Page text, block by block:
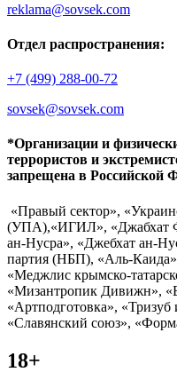
reklama@sovsek.com
Отдел распространения:
+7 (499) 288-00-72
sovsek@sovsek.com
*Организации и
террористов и
запрещена в Российской
«Правый сектор»,
(УПА),«ИГИЛ», «Джабхат
ан-Нусра», «Джебхат ан-
партия (НБП), «Аль-
«Меджлис крымско-
«Мизантропик Дивижн»,
«Артподготовка»,
«Славянский союз»,
18+